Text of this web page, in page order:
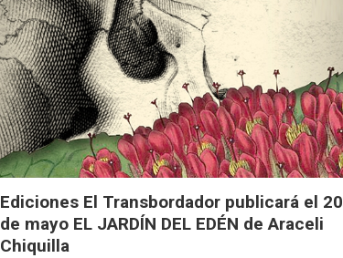
Ediciones El Transbordador publicará el 20
de mayo EL JARDÍN DEL EDÉN de Araceli
Chiquilla